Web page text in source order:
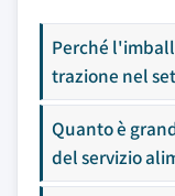
Perché
trazione nel
Quanto è
del servizio